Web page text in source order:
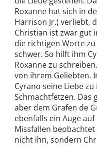
Roxanne hat sich in
Harrison Jr.) verliebt,
Christian ist zwar gut
die richtigen Worte
schwer. So hilft ihm
Roxanne zu
von ihrem Geliebten.
Cyrano seine Liebe
Schmachtfetzen. Das
aber dem Grafen de
ebenfalls ein Auge
Missfallen
nicht ihn, sondern